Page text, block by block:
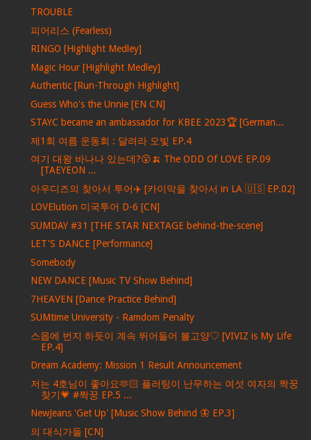
TROUBLE
피어리스 (Fearless)
RINGO [Highlight Medley]
Magic Hour [Highlight Medley]
Authentic [Run-Through Highlight]
Guess Who's the Unnie [EN CN]
STAYC became an ambassador for KBEE 2023🏆 [German...
제1회 여름 운동회 : 달려라 오빛 EP.4
여기 대왕 바나나 있는데?😮🍌 The ODD Of LOVE EP.09
[TAEYEON ...
아우디즈의 찾아서 투어✈️ [카이막을 찾아서 in LA 🇺🇸 EP.02]
LOVElution 미국투어 D-6 [CN]
SUMDAY #31 [THE STAR NEXTAGE behind-the-scene]
LET'S DANCE [Performance]
Somebody
NEW DANCE [Music TV Show Behind]
7HEAVEN [Dance Practice Behind]
SUMtime University - Ramdom Penalty
스몹에 번지 하듯이 계속 뛰어들어 볼고양♡ [VIVIZ is My Life
EP.4]
Dream Academy: Mission 1 Result Announcement
저는 4호님이 좋아요🫶🏻 플러팅이 난무하는 여섯 여자의 짝꿍
찾기💗 #짝꿍 EP.5 ...
NewJeans 'Get Up' [Music Show Behind 🦋 EP.3]
의 대식가들 [CN]